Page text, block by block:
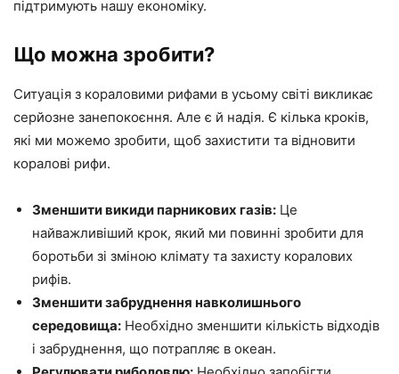
підтримують нашу економіку.
Що можна зробити?
Ситуація з кораловими рифами в усьому світі викликає
серйозне занепокоєння. Але є й надія. Є кілька кроків,
які ми можемо зробити, щоб захистити та відновити
коралові рифи.
Зменшити викиди парникових газів: Це
найважливіший крок, який ми повинні зробити для
боротьби зі зміною клімату та захисту коралових
рифів.
Зменшити забруднення навколишнього
середовища: Необхідно зменшити кількість відходів
і забруднення, що потрапляє в океан.